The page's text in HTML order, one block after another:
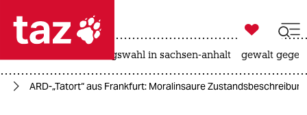
 taz zahl ich
taz zahl ich

taz zahl ich
landtagswahl in sachsen-anhalt gewalt
ARD-„Tatort“ aus Frankfurt: Moralinsaure Zustandsbeschreibung